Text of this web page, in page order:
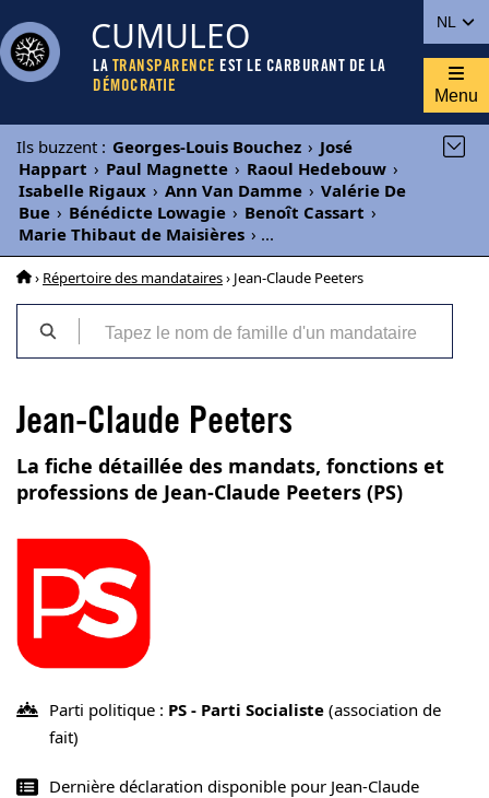
NL
CUMULEO
LA TRANSPARENCE EST LE CARBURANT DE LA
DÉMOCRATIE
Menu
Ils buzzent : Georges-Louis Bouchez › José
Happart › Paul Magnette › Raoul Hedebouw ›
Isabelle Rigaux › Ann Van Damme › Valérie De
Bue › Bénédicte Lowagie › Benoît Cassart ›
Marie Thibaut de Maisières › ...
› Répertoire des mandataires› Jean-Claude Peeters
Jean-Claude Peeters
La fiche détaillée des mandats, fonctions et
professions de Jean-Claude Peeters (PS)
Parti politique : PS - Parti Socialiste (association de
fait)
Dernière déclaration disponible pour Jean-Claude